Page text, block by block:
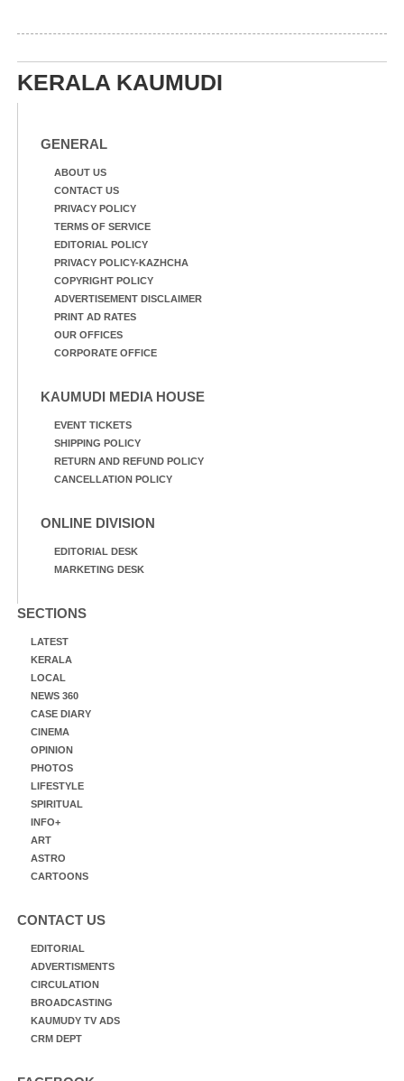
KERALA KAUMUDI
GENERAL
ABOUT US
CONTACT US
PRIVACY POLICY
TERMS OF SERVICE
EDITORIAL POLICY
PRIVACY POLICY-KAZHCHA
COPYRIGHT POLICY
ADVERTISEMENT DISCLAIMER
PRINT AD RATES
OUR OFFICES
CORPORATE OFFICE
KAUMUDI MEDIA HOUSE
EVENT TICKETS
SHIPPING POLICY
RETURN AND REFUND POLICY
CANCELLATION POLICY
ONLINE DIVISION
EDITORIAL DESK
MARKETING DESK
SECTIONS
LATEST
KERALA
LOCAL
NEWS 360
CASE DIARY
CINEMA
OPINION
PHOTOS
LIFESTYLE
SPIRITUAL
INFO+
ART
ASTRO
CARTOONS
CONTACT US
EDITORIAL
ADVERTISMENTS
CIRCULATION
BROADCASTING
KAUMUDY TV ADS
CRM DEPT